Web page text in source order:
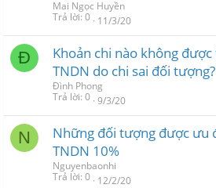
Mai Ngọc Huyền
Trả lời 0 11/3/20
Đ
Khoản chi nào không
TNDN do chi sai đối tượng?
Đình Phong
Trả lời 0 9/3/20
N
Những đối tượng được ưu
TNDN 10%
Nguyenbaonhi
Trả lời 0 12/2/20